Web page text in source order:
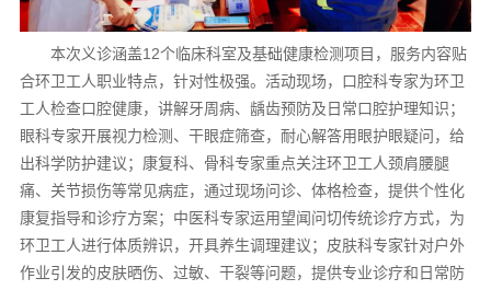
本次义诊涵盖12个临床科室及基础健康检测项目，服务内容贴
合环卫工人职业特点，针对性极强。活动现场，口腔科专家为环卫
工人检查口腔健康，讲解牙周病、龋齿预防及日常口腔护理知识；
眼科专家开展视力检测、干眼症筛查，耐心解答用眼护眼疑问，给
出科学防护建议；康复科、骨科专家重点关注环卫工人颈肩腰腿
痛、关节损伤等常见病症，通过现场问诊、体格检查，提供个性化
康复指导和诊疗方案；中医科专家运用望闻问切传统诊疗方式，为
环卫工人进行体质辨识，开具养生调理建议；皮肤科专家针对户外
作业引发的皮肤晒伤、过敏、干裂等问题，提供专业诊疗和日常防